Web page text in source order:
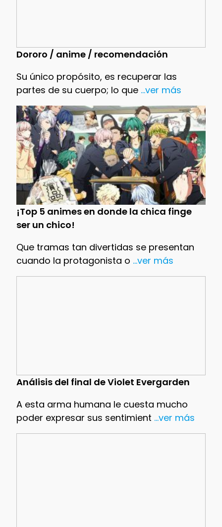
Dororo / anime / recomendación
Su único propósito, es recuperar las
partes de su cuerpo; lo que...ver más
¡Top 5 animes en donde la chica finge
ser un chico!
Que tramas tan divertidas se presentan
cuando la protagonista o ...ver más
Análisis del final de Violet Evergarden
A esta arma humana le cuesta mucho
poder expresar sus sentimient ...ver más